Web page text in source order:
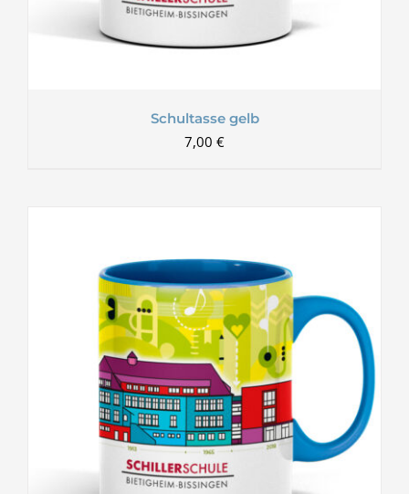
Schultasse gelb
7,00 €